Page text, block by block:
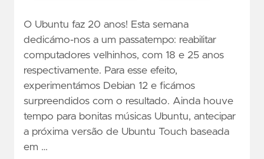
O Ubuntu faz 20 anos! Esta semana
dedicámo-nos a um passatempo: reabilitar
computadores velhinhos, com 18 e 25 anos
respectivamente. Para esse efeito,
experimentámos Debian 12 e ficámos
surpreendidos com o resultado. Ainda houve
tempo para bonitas músicas Ubuntu, antecipar
a próxima versão de Ubuntu Touch baseada
em …